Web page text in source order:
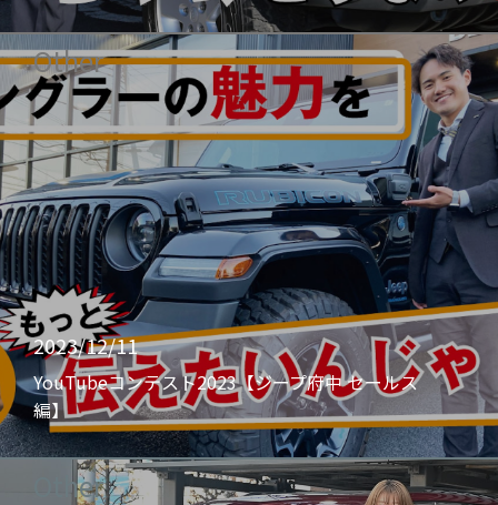
Other
2023/12/11
YouTubeコンテスト2023【ジープ府中 セールス
編】
Other